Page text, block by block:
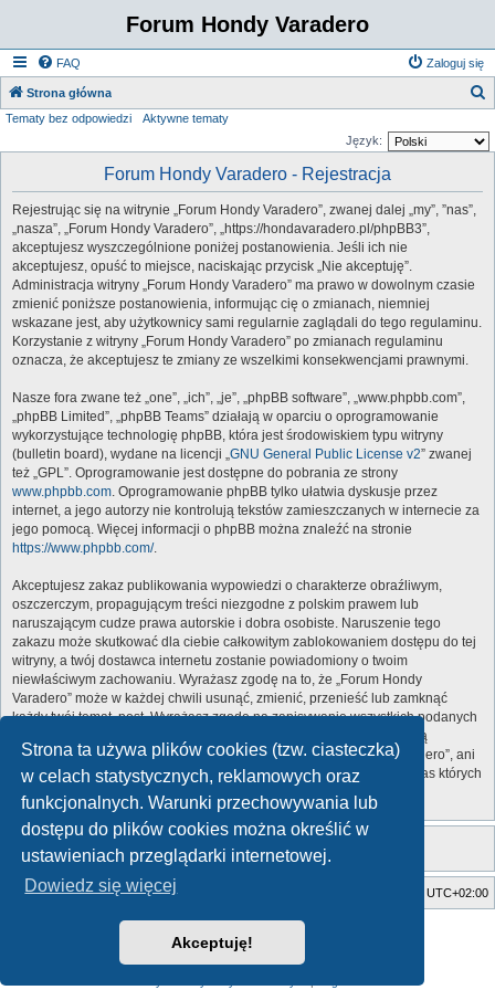
Strona ta używa plików cookies (tzw. ciasteczka)
w celach statystycznych, reklamowych oraz
funkcjonalnych. Warunki przechowywania lub
dostępu do plików cookies można określić w
ustawieniach przeglądarki internetowej.
Dowiedz się więcej
Akceptuję!
Forum Hondy Varadero
FAQ Zaloguj się
Strona główna
Tematy bez odpowiedzi
Aktywne tematy
Język:
Forum Hondy Varadero - Rejestracja
Rejestrując się na witrynie „Forum Hondy Varadero”, zwanej dalej „my”, ”nas”,
„nasza”, „Forum Hondy Varadero”, „https://hondavaradero.pl/phpBB3”,
akceptujesz wyszczególnione poniżej postanowienia. Jeśli ich nie
akceptujesz, opuść to miejsce, naciskając przycisk „Nie akceptuję”.
Administracja witryny „Forum Hondy Varadero” ma prawo w dowolnym czasie
zmienić poniższe postanowienia, informując cię o zmianach, niemniej
wskazane jest, aby użytkownicy sami regularnie zaglądali do tego regulaminu.
Korzystanie z witryny „Forum Hondy Varadero” po zmianach regulaminu
oznacza, że akceptujesz te zmiany ze wszelkimi konsekwencjami prawnymi.
Nasze fora zwane też „one”, „ich”, „je”, „phpBB software”, „www.phpbb.com”,
„phpBB Limited”, „phpBB Teams” działają w oparciu o oprogramowanie
wykorzystujące technologię phpBB, która jest środowiskiem typu witryny
(bulletin board), wydane na licencji „GNU General Public License v2” zwanej
też „GPL”. Oprogramowanie jest dostępne do pobrania ze strony
www.phpbb.com. Oprogramowanie phpBB tylko ułatwia dyskusje przez
internet, a jego autorzy nie kontrolują tekstów zamieszczanych w internecie za
jego pomocą. Więcej informacji o phpBB można znaleźć na stronie
https://www.phpbb.com/.
Akceptujesz zakaz publikowania wypowiedzi o charakterze obraźliwym,
oszczerczym, propagującym treści niezgodne z polskim prawem lub
naruszającym cudze prawa autorskie i dobra osobiste. Naruszenie tego
zakazu może skutkować dla ciebie całkowitym zablokowaniem dostępu do tej
witryny, a twój dostawca internetu zostanie powiadomiony o twoim
niewłaściwym zachowaniu. Wyrażasz zgodę na to, że „Forum Hondy
Varadero” może w każdej chwili usunąć, zmienić, przenieść lub zamknąć
każdy twój temat, post. Wyrażasz zgodę na zapisywanie wszystkich podanych
przez ciebie informacji w naszej bazie danych. Informacje te nie będą
przekazywane nikomu bez twojej zgody, ale ani „Forum Hondy Varadero”, ani
phpBB nie ponosi odpowiedzialności za włamania do witryny, podczas których
może dojść do kradzieży danych.
Strona główna UTC+02:00
Zuma Portal
Technologię dostarczaphpBB® Forum Software © phpBB Limited
Polski pakiet językowy dostarcza